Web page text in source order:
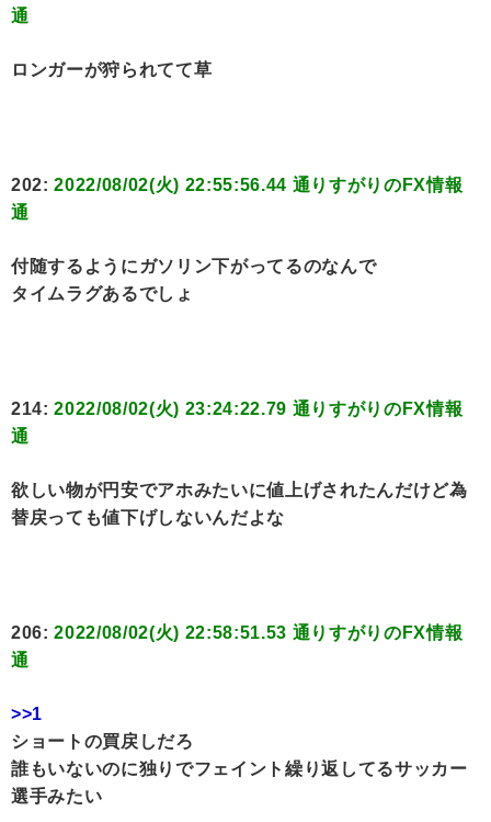
通
ロンガーが狩られてて草
202:2022/08/02(火) 22:55:56.44 通りすがりのFX情報
通
付随するようにガソリン下がってるのなんで
タイムラグあるでしょ
214:2022/08/02(火) 23:24:22.79 通りすがりのFX情報
通
欲しい物が円安でアホみたいに値上げされたんだけど為
替戻っても値下げしないんだよな
206:2022/08/02(火) 22:58:51.53 通りすがりのFX情報
通
>>1
ショートの買戻しだろ
誰もいないのに独りでフェイント繰り返してるサッカー
選手みたい